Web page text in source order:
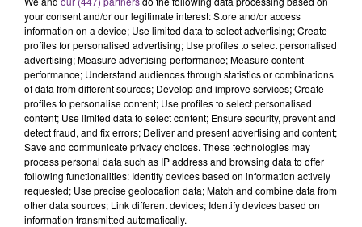
rémois. Le magasin JouéClub est contraint de
fermer ses portes.
TITRES DIFFUSÉS
19h48
19h48 19h45
19h45
your consent and/or our legitimate interest: Store and/or access
information on a device; Use limited data to select advertising; Create
profiles for personalised advertising; Use profiles to select personalised
advertising; Measure advertising performance; Measure content
performance; Understand audiences through statistics or combinations
of data from different sources; Develop and improve services; Create
profiles to personalise content; Use profiles to select personalised
content; Use limited data to select content; Ensure security, prevent and
detect fraud, and fix errors; Deliver and present advertising and content;
Save and communicate privacy choices. These technologies may
process personal data such as IP address and browsing data to offer
following functionalities: Identify devices based on information actively
requested; Use precise geolocation data; Match and combine data from
other data sources; Link different devices; Identify devices based on
information transmitted automatically.